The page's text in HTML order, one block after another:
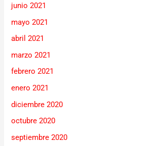
junio 2021
mayo 2021
abril 2021
marzo 2021
febrero 2021
enero 2021
diciembre 2020
octubre 2020
septiembre 2020